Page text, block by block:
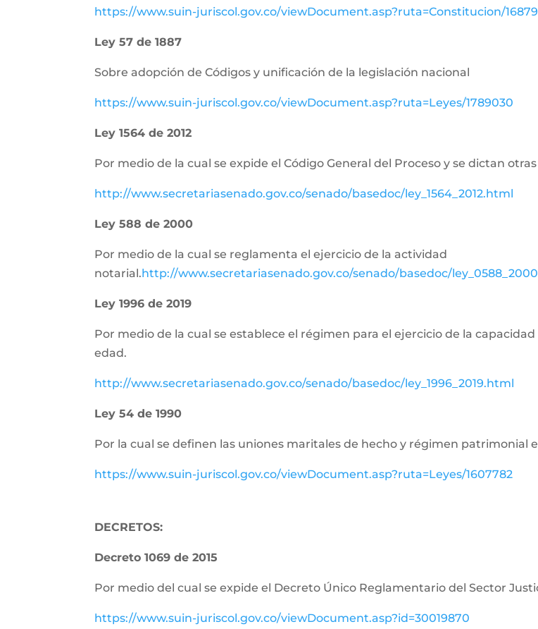
https://www.suin-juriscol.gov.co/viewDocument.asp?ruta=Constitucion/
Ley 57 de 1887
Sobre adopción de Códigos y unificación de la legislación nacional
https://www.suin-juriscol.gov.co/viewDocument.asp?ruta=Leyes/1789030
Ley 1564 de 2012
Por medio de la cual se expide el Código General del Proceso y se dictan
http://www.secretariasenado.gov.co/senado/basedoc/ley_1564_2012.html
Ley 588 de 2000
Por medio de la cual se reglamenta el ejercicio de la actividad
notarial.http://www.secretariasenado.gov.co/senado/basedoc/
Ley 1996 de 2019
Por medio de la cual se establece el régimen para el ejercicio de la
edad.
http://www.secretariasenado.gov.co/senado/basedoc/ley_1996_2019.html
Ley 54 de 1990
Por la cual se definen las uniones maritales de hecho y régimen patrimonial
https://www.suin-juriscol.gov.co/viewDocument.asp?ruta=Leyes/1607782
DECRETOS:
Decreto 1069 de 2015
Por medio del cual se expide el Decreto Único Reglamentario del Sector
https://www.suin-juriscol.gov.co/viewDocument.asp?id=30019870